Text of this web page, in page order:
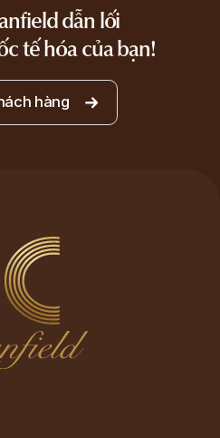
dẫn lối
tế hóa của bạn!
hàng